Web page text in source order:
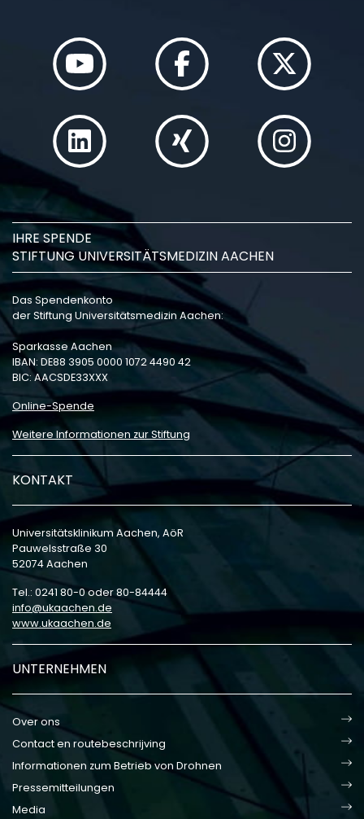
IHRE SPENDE
STIFTUNG UNIVERSITÄTSMEDIZIN AACHEN
Das Spendenkonto
der Stiftung Universitätsmedizin Aachen:
Sparkasse Aachen
IBAN: DE88 3905 0000 1072 4490 42
BIC: AACSDE33XXX
Online-Spende
Weitere Informationen zur Stiftung
KONTAKT
Universitätsklinikum Aachen, AöR
Pauwelsstraße 30
52074 Aachen
Tel.: 0241 80-0 oder 80-84444
info
ukaachen de
www.ukaachen.de
UNTERNEHMEN
Over ons
Contact en routebeschrijving
Informationen zum Betrieb von Drohnen
Pressemitteilungen
Media